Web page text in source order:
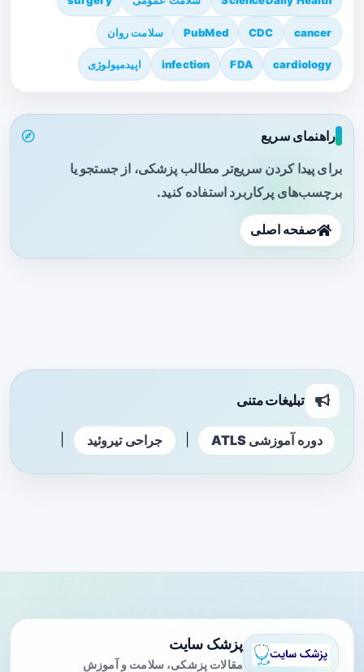
cancer
CDC
PubMed سلامت روان
cardiology
FDA
infection اپیدمیولوژی
راهنمای سریع
برای پیدا کردن سریع‌تر مطالب پزشکی، از جستجو یا
برچسب‌های پرکاربرد استفاده کنید.
صفحه اصلی
تبلیغات متنی
دوره آموزشی ATLS جراحی تیروئید
پزشک سایت
مقالات پزشکی، سلامت و آموزش